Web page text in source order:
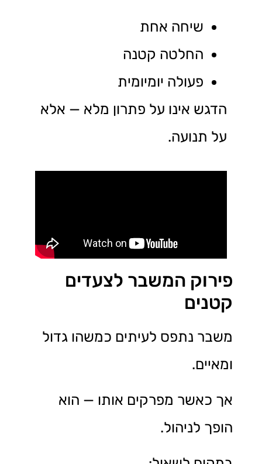
שיחה אחת
החלטה קטנה
פעולה יומיומית
הדגש אינו על פתרון מלא — אלא
על תנועה.
פירוק המשבר לצעדים
קטנים
משבר נתפס לעיתים כמשהו גדול
ומאיים.
אך כאשר מפרקים אותו — הוא
הופך לניהול.